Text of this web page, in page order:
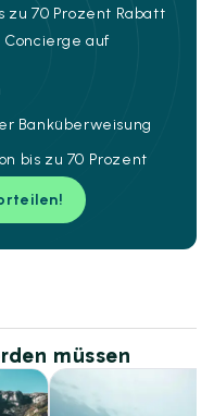
zu 70 Prozent Rabatt
auf
Banküberweisung
bis zu 70 Prozent
müssen